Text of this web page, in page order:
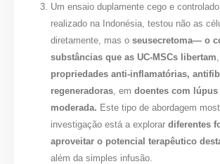
Um ensaio duplamente cego e
realizado na Indonésia, testou não as
diretamente, mas o seusecretoma— o
substâncias que as UC-MSCs libertam
propriedades anti-inflamatórias,
regeneradoras, em doentes com
moderada. Este tipo de abordagem
investigação está a explorar diferentes
aproveitar o potencial terapêutico
além da simples infusão.